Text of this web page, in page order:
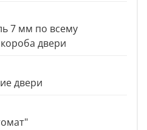
7 мм по всему
двери
двери